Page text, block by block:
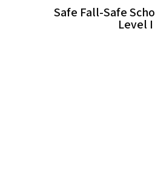
Safe Fall-Safe
Level I